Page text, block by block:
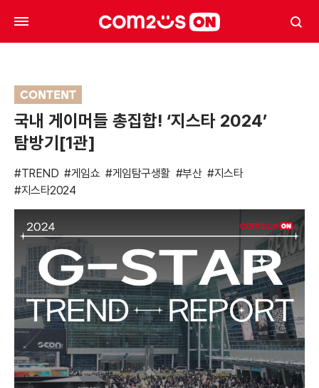
CONTENT
국내 게이머들 총집합! ‘지스타 2024’
탐방기[1관]
#TREND #게임쇼 #게임탐구생활 #부산 #지스타
#지스타2024